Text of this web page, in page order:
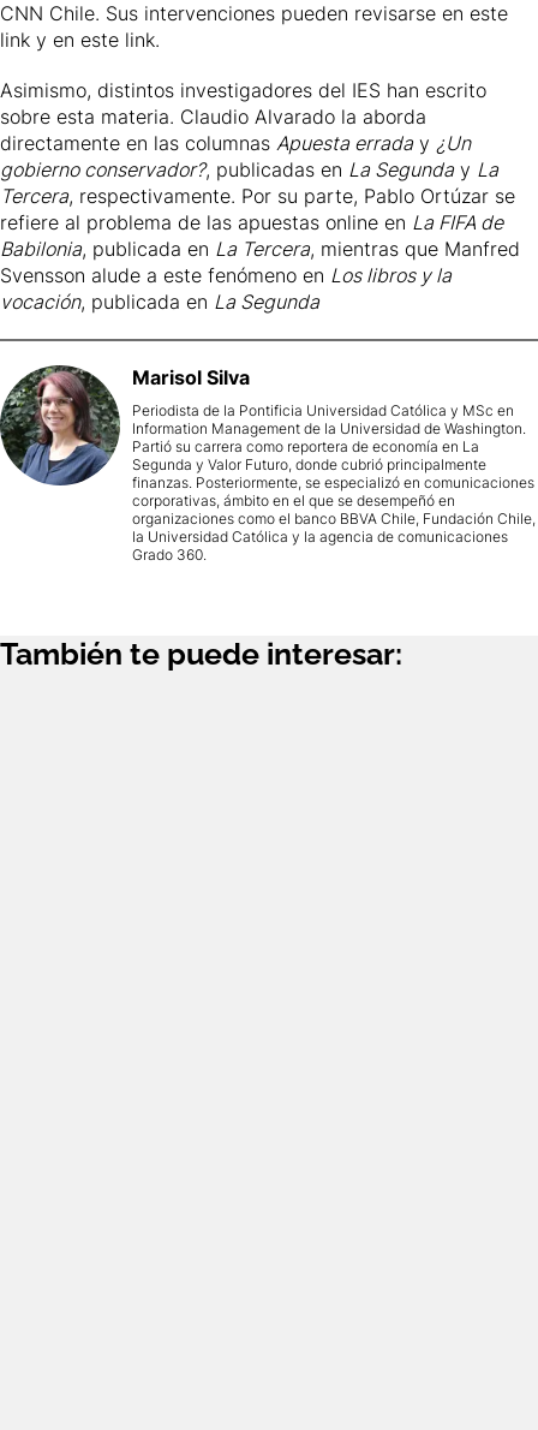
CNN Chile. Sus intervenciones pueden revisarse en este
link y en este link.
Asimismo, distintos investigadores del IES han escrito
sobre esta materia. Claudio Alvarado la aborda
directamente en las columnas Apuesta erraday ¿Un
gobierno conservador?, publicadas en La Segunday La
Tercera, respectivamente. Por su parte, Pablo Ortúzar se
refiere al problema de las apuestas online en La FIFA de
Babilonia, publicada en La Tercera, mientras que Manfred
Svensson alude a este fenómeno en Los libros y la
vocación, publicada en La Segunda
Marisol Silva
Periodista de la Pontificia Universidad Católica y MSc en
Information Management de la Universidad de Washington.
Partió su carrera como reportera de economía en La
Segunda y Valor Futuro, donde cubrió principalmente
finanzas. Posteriormente, se especializó en comunicaciones
corporativas, ámbito en el que se desempeñó en
organizaciones como el banco BBVA Chile, Fundación Chile,
la Universidad Católica y la agencia de comunicaciones
Grado 360.
También te puede interesar: